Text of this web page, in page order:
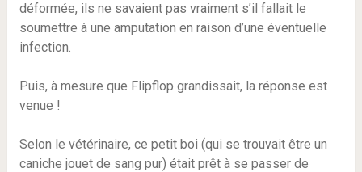
déformée, ils ne savaient pas vraiment s’il fallait le
soumettre à une amputation en raison d’une éventuelle
infection.
Puis, à mesure que Flipflop grandissait, la réponse est
venue !
Selon le vétérinaire, ce petit boi (qui se trouvait être un
caniche jouet de sang pur) était prêt à se passer de